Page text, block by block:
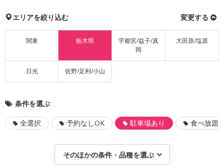
エリアを絞り込む 変更する
関東 栃木県
宇都宮/益子/真
岡
大田原/塩原
日光 佐野/足利/小山
条件を選ぶ
全選択 予約なしOK 駐車場あり 食べ放題
そのほかの条件・品種を選ぶ